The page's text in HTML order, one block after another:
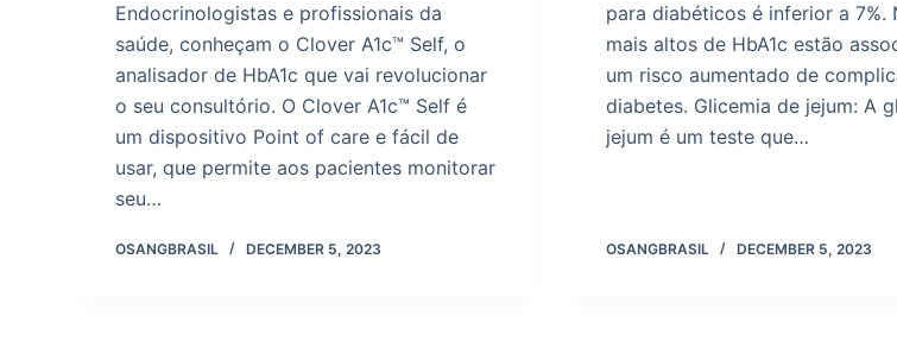
Endocrinologistas e profissionais da
saúde, conheçam o Clover A1c™ Self, o
analisador de HbA1c que vai revolucionar
o seu consultório. O Clover A1c™ Self é
um dispositivo Point of care e fácil de
usar, que permite aos pacientes monitorar
seu…
OSANGBRASIL DECEMBER 5, 2023
para diabéticos é inferior a 7%.
mais altos de HbA1c estão
um risco aumentado de
diabetes. Glicemia de jejum: A
jejum é um teste que…
OSANGBRASIL DECEMBER 5, 2023